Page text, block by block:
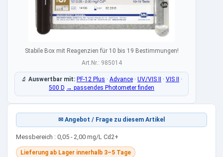
Stabile Box mit Reagenzien für 10 bis 19 Bestimmungen!
Art.Nr.: 985014
🔬 Auswertbar mit: PF-12 Plus · Advance · UV/VIS II · VIS II
·
500 D → passendes Photometer finden
✉ Angebot / Frage zu diesem Artikel
Messbereich : 0,05 - 2,00 mg/L Cd2+
Lieferung ab Lager innerhalb 3–5 Tage